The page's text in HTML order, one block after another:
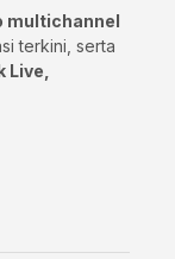
multichannel
terkini, serta
Live,